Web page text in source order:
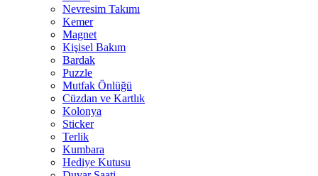
Nevresim Takımı
Kemer
Magnet
Kişisel Bakım
Bardak
Puzzle
Mutfak Önlüğü
Cüzdan ve Kartlık
Kolonya
Sticker
Terlik
Kumbara
Hediye Kutusu